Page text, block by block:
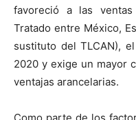
favoreció a las
Tratado entre México,
sustituto del TLCAN),
2020 y exige un mayor
ventajas arancelarias.